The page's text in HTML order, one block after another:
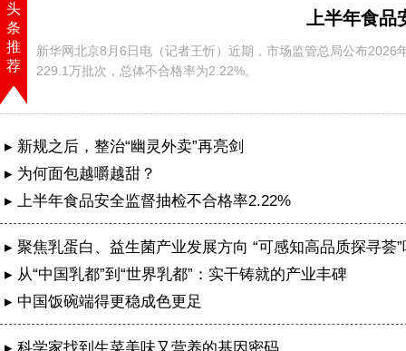
头
条
推
荐
上半年食品
新华网北京8月6日电（记者王忻）近期，市场监管总局公布
229.1万批次，总体不合格率为2.22%。
【了解详情】
▸ 新规之后，整治“幽灵外卖”再亮剑
▸ 为何面包越嚼越甜？
▸ 上半年食品安全监督抽检不合格率2.22%
▸ 聚焦乳蛋白、益生菌产业发展方向 “可感知高品质探寻荟
特举办
▸ 从“中国乳都”到“世界乳都”：实干铸就的产业丰碑
▸ 中国饭碗端得更稳成色更足
▸ 科学家找到生菜美味又营养的基因密码